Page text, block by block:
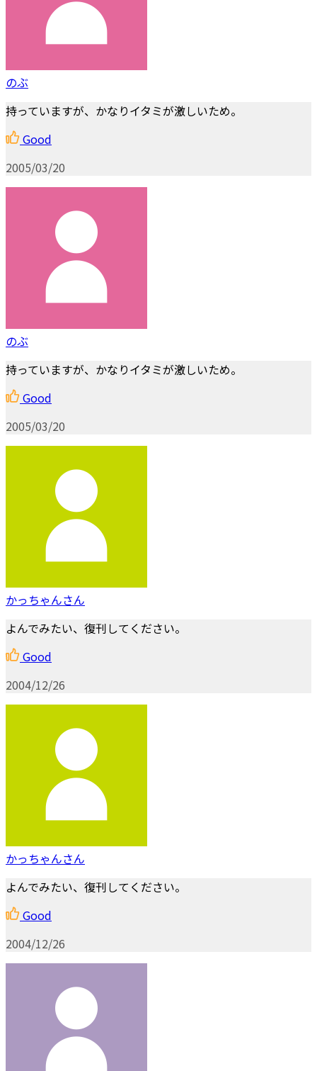
のぶ
持っていますが、かなりイタミが激しいため。
Good
2005/03/20
のぶ
持っていますが、かなりイタミが激しいため。
Good
2005/03/20
かっちゃんさん
よんでみたい、復刊してください。
Good
2004/12/26
かっちゃんさん
よんでみたい、復刊してください。
Good
2004/12/26